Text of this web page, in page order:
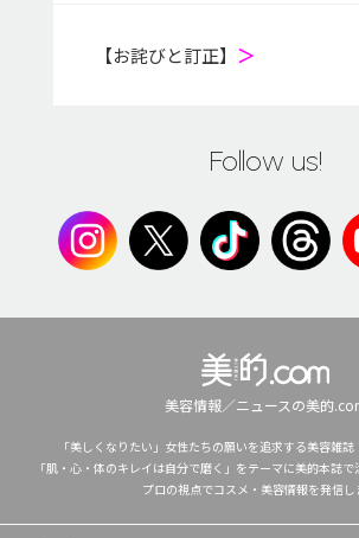
【お詫びと訂正】 ＞
Follow us!
美容情報／ニュースの美的
「美しくなりたい」女性たちの願いを追求する美容雑誌
「肌・心・体のキレイは自分で磨く」をテーマに美的本誌
プロの視点でコスメ・美容情報を発信し